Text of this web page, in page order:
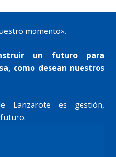
momento».
un futuro para
como desean nuestros
Lanzarote es gestión,